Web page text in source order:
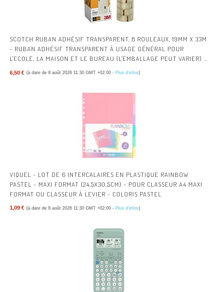
SCOTCH RUBAN ADHÉSIF TRANSPARENT, 8 ROULEAUX, 19MM X 33M
- RUBAN ADHÉSIF TRANSPARENT À USAGE GÉNÉRAL POUR
L'ECOLE, LA MAISON ET LE BUREAU (L'EMBALLAGE PEUT VARIER) |
RUBAN ADHÉSIF MULTI-USAGES TRANSPARENT POUR L’ÉCOLE, LA
MAISON, LE BUREAU ; AISÉ À UTILISER, POUR EMBALLER, FERMER
6,50 € (à date de 8 août 2026 11:30 GMT +02:00 - Plus d’infos)
VIQUEL - LOT DE 6 INTERCALAIRES EN PLASTIQUE RAINBOW
PASTEL - MAXI FORMAT (24,5X30,5CM) - POUR CLASSEUR A4 MAXI
FORMAT OU CLASSEUR À LEVIER - COLORIS PASTEL
1,09 € (à date de 8 août 2026 11:30 GMT +02:00 - Plus d’infos)